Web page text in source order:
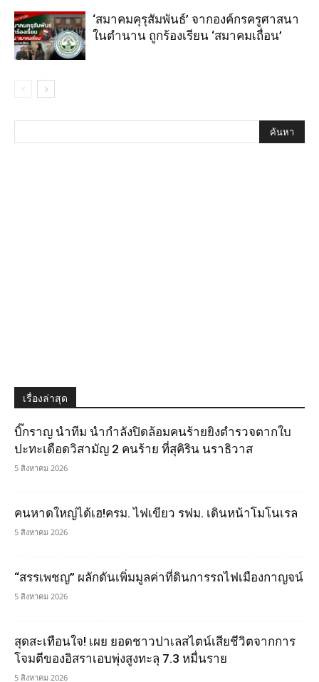
‘สมาคมคุรุสัมพันธ์’ จากองค์กรครูศาสนา
ในตำนาน ถูกร้องเรียน ‘สมาคมเถื่อน’
เรื่องล่าสุด
บิ๊กราญ นำทีม นำกำลังปิดล้อมคนร้ายยิงตำรวจตากใบ
ปะทะเดือดวิสามัญ 2 คนร้าย ที่สุคิริน นราธิวาส
5 สิงหาคม 2026
คนหาดใหญ่ได้เฮ!ครม. ไฟเขียว รฟม. เดินหน้าโมโนเรล
5 สิงหาคม 2026
“สรรเพชญ” ผลักดันเพิ่มมูลค่าที่ดินการรถไฟเมืองกาญจน์
5 สิงหาคม 2026
สุดสะเทือนใจ! เผย ยอดชาวปาเลสไตน์เสียชีวิตจากการ
โจมตีของอิสราเอบพุ่งสูงทะลุ 7.3 หมื่นราย
5 สิงหาคม 2026